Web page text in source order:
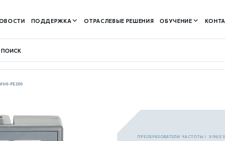
ПОДДЕРЖКА ОТРАСЛЕВЫЕ РЕШЕНИЯ ОБУЧЕНИЕ
VH6-PE200
ПРЕОБРАЗОВАТЕЛИ ЧАСТОТЫ XINJE